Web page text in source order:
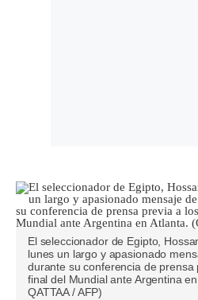
El seleccionador de Egipto,
lunes un largo y apasionado
durante su conferencia de prensa
final del Mundial ante Argentina
QATTAA / AFP)